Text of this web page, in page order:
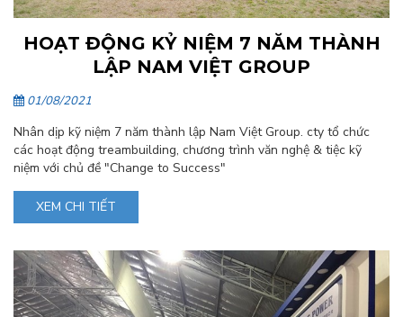
HOẠT ĐỘNG KỶ NIỆM 7 NĂM THÀNH
LẬP NAM VIỆT GROUP
01/08/2021
Nhân dịp kỹ niệm 7 năm thành lập Nam Việt Group. cty tổ chức
các hoạt động treambuilding, chương trình văn nghệ & tiệc kỹ
niệm với chủ đề "Change to Success"
XEM CHI TIẾT